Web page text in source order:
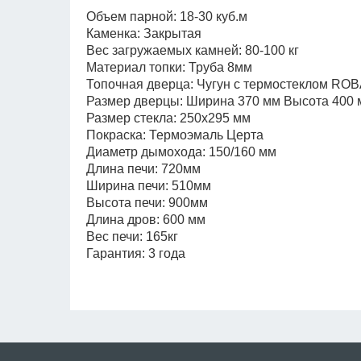
Объем парной: 18-30 куб.м
Каменка: Закрытая
Вес загружаемых камней: 80-100 кг
Материал топки: Труба 8мм
Топочная дверца: Чугун с термостеклом
Размер дверцы: Ширина 370 мм Высота 400
Размер стекла: 250х295 мм
Покраска: Термоэмаль Церта
Диаметр дымохода: 150/160 мм
Длина печи: 720мм
Ширина печи: 510мм
Высота печи: 900мм
Длина дров: 600 мм
Вес печи: 165кг
Гарантия: 3 года